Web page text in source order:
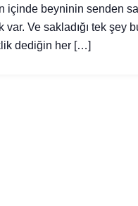
içinde beyninin senden
var. Ve sakladığı tek şey
dediğin her […]